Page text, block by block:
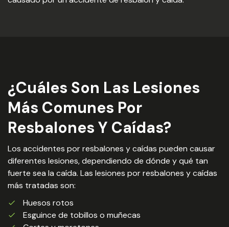
¿Cuáles Son Las Lesiones
Más Comunes Por
Resbalones Y Caídas?
Los accidentes por resbalones y caídas pueden causar
diferentes lesiones, dependiendo de dónde y qué tan
fuerte sea la caída. Las lesiones por resbalones y caídas
más tratadas son:
Huesos rotos
Esguince de tobillos o muñecas